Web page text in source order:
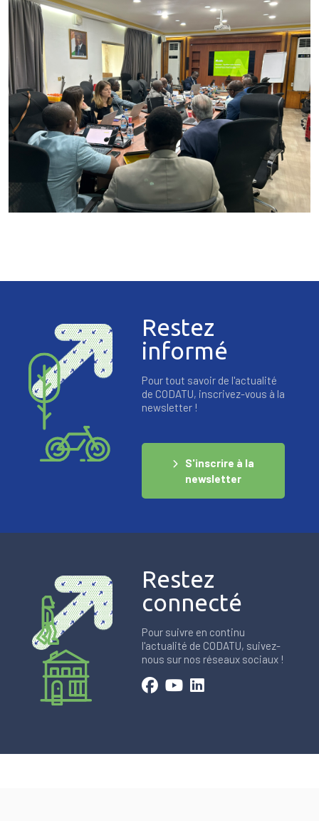
Restez
informé
Pour tout savoir de l'actualité
de CODATU, inscrivez-vous à la
newsletter !
S'inscrire à la
newsletter
Restez
connecté
Pour suivre en continu
l'actualité de CODATU, suivez-
nous sur nos réseaux sociaux !